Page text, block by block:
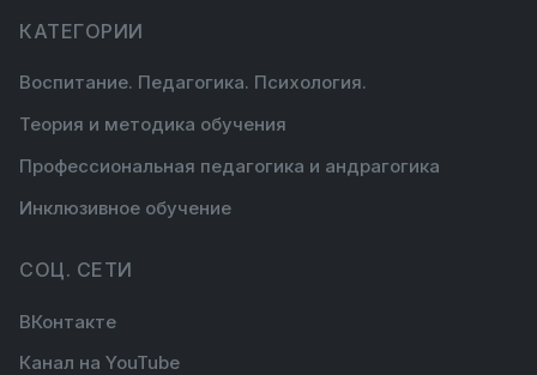
КАТЕГОРИИ
Воспитание. Педагогика. Психология.
Теория и методика обучения
Профессиональная педагогика и андрагогика
Инклюзивное обучение
СОЦ. СЕТИ
ВКонтакте
Канал на YouTube